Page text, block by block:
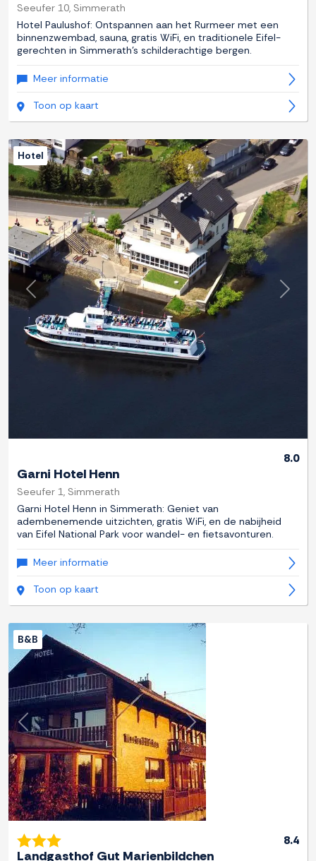
Seeufer 10, Simmerath
Hotel Paulushof: Ontspannen aan het Rurmeer met een
binnenzwembad, sauna, gratis WiFi, en traditionele Eifel-
gerechten in Simmerath's schilderachtige bergen.
Meer informatie
Toon op kaart
Previous Next
Hotel
8.0
Garni Hotel Henn
Seeufer 1, Simmerath
Garni Hotel Henn in Simmerath: Geniet van
adembenemende uitzichten, gratis WiFi, en de nabijheid
van Eifel National Park voor wandel- en fietsavonturen.
Meer informatie
Toon op kaart
Previous Next
B&B
8.4
Landgasthof Gut Marienbildchen